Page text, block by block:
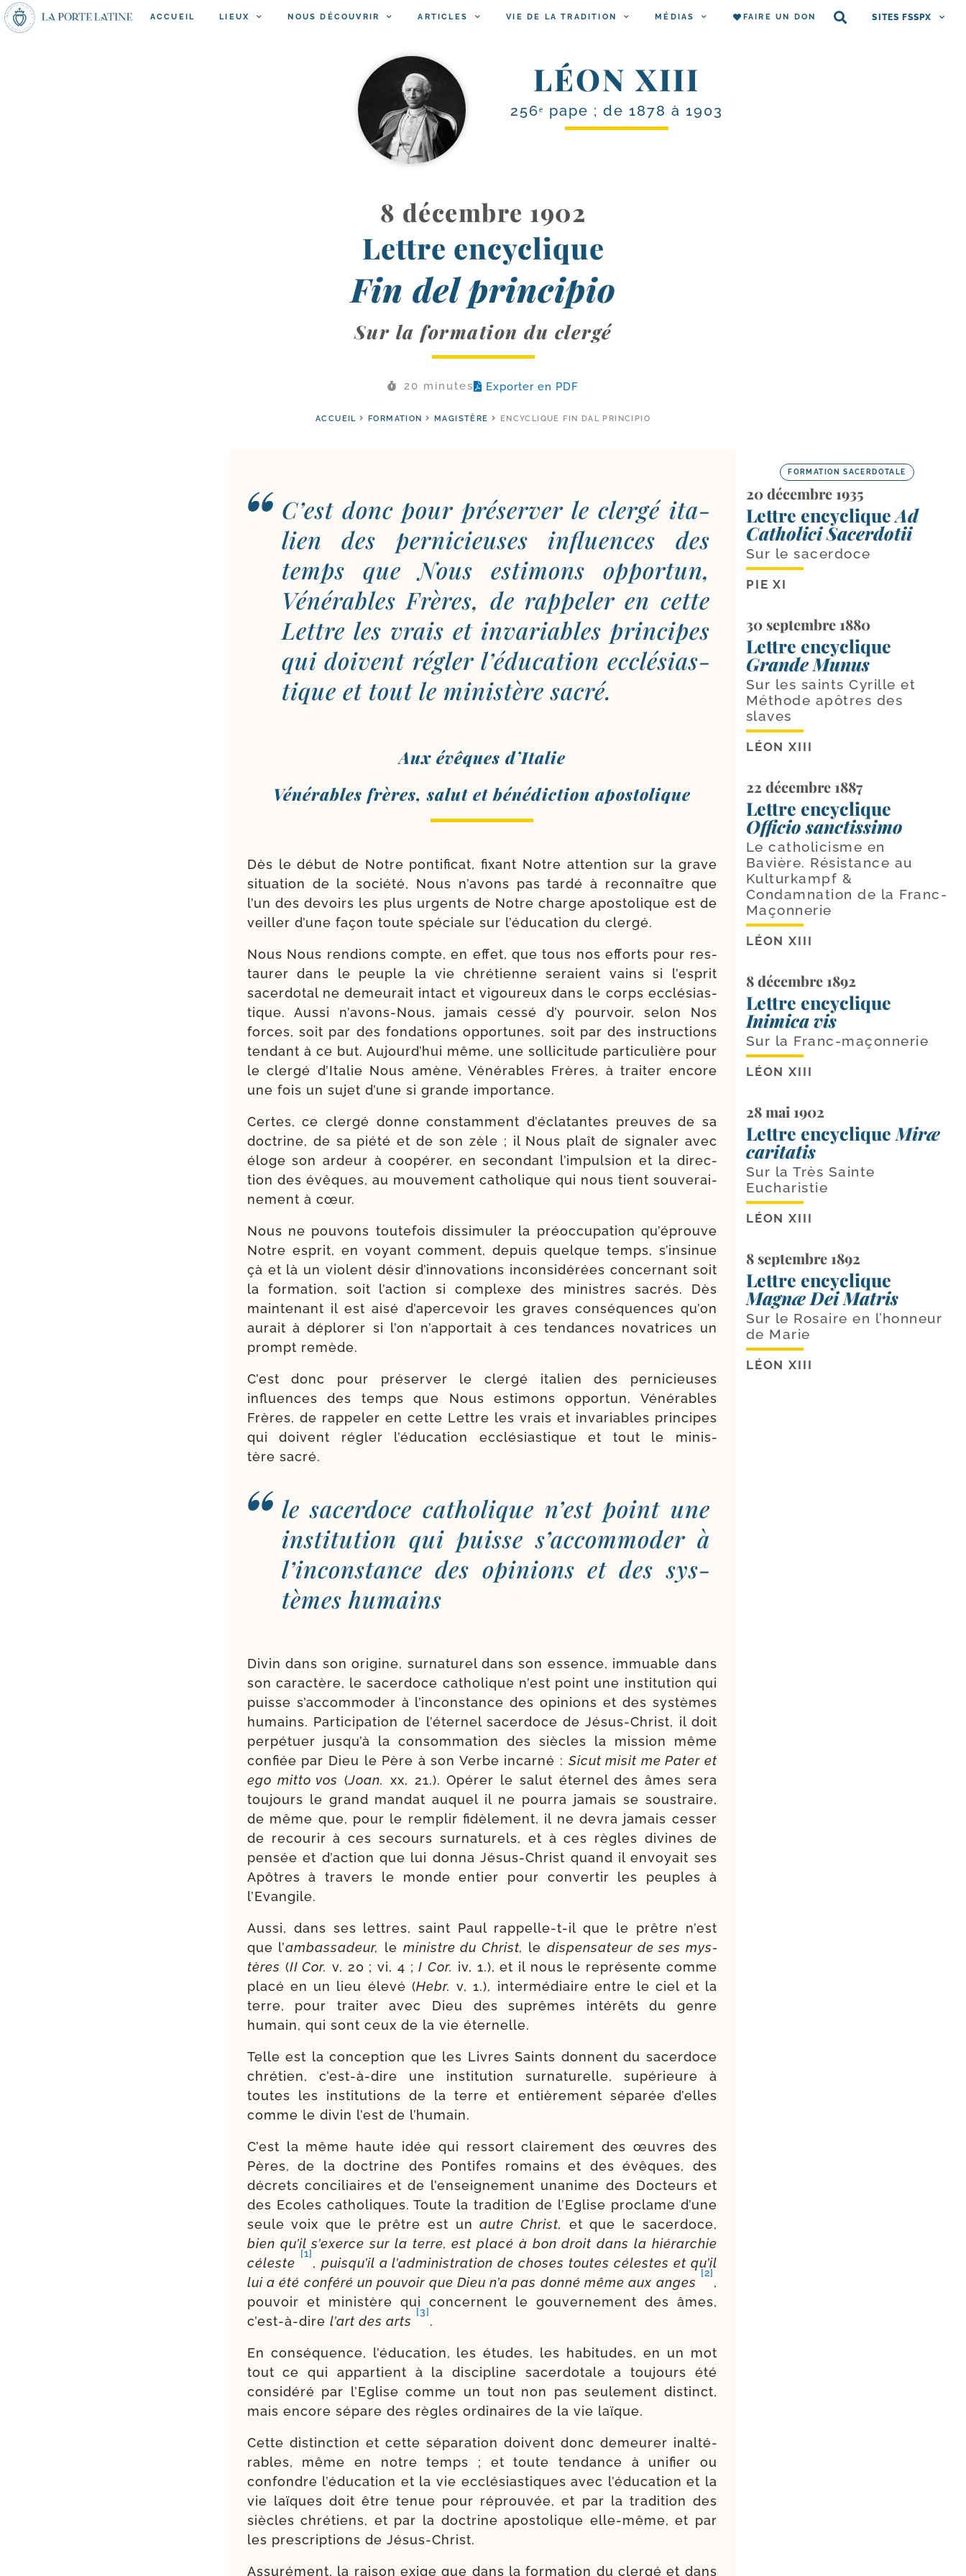
ACCUEIL LIEUX NOUS DÉCOUVRIR ARTICLES VIE DE LA TRADITION MÉDIAS FAIRE UN DON SITES FSSPX
LÉON XIII
256ᵉ pape ; de 1878 à 1903
8 décembre 1902
Lettre encyclique
Fin del principio
Sur la formation du clergé
20 minutes Exporter en PDF
ACCUEIL FORMATION MAGISTÈRE ENCYCLIQUE FIN DAL PRINCIPIO
C’est donc pour pré­ser­ver le cler­gé ita­
lien des per­ni­cieuses influences des
temps que Nous esti­mons oppor­tun,
Vénérables Frères, de rap­pe­ler en cette
Lettre les vrais et inva­riables prin­cipes
qui doivent régler l’éducation ecclé­sias­
tique et tout le minis­tère sacré.
Aux évêques d’Italie
Vénérables frères, salut et béné­dic­tion apostolique
Dès le début de Notre pon­ti­fi­cat, fixant Notre atten­tion sur la grave
situa­tion de la socié­té, Nous n’avons pas tar­dé à recon­naître que
l’un des devoirs les plus urgents de Notre charge apos­to­lique est de
veiller d’une façon toute spé­ciale sur l’éducation du clergé.
Nous Nous ren­dions compte, en effet, que tous nos efforts pour res­
taurer dans le peuple la vie chré­tienne seraient vains si l’esprit
sacer­dotal ne demeu­rait intact et vigou­reux dans le corps ecclé­sias­
tique. Aussi n’avons-Nous, jamais ces­sé d’y pour­voir, selon Nos
forces, soit par des fon­da­tions oppor­tunes, soit par des ins­truc­tions
ten­dant à ce but. Aujourd’hui même, une sol­li­ci­tude par­ti­cu­lière pour
le cler­gé d’Italie Nous amène, Vénérables Frères, à trai­ter encore
une fois un sujet d’une si grande importance.
Certes, ce cler­gé donne constam­ment d’éclatantes preuves de sa
doc­trine, de sa pié­té et de son zèle ; il Nous plaît de signa­ler avec
éloge son ardeur à coopé­rer, en secon­dant l’impulsion et la direc­
tion des évêques, au mou­ve­ment catho­lique qui nous tient sou­ve­rai­
ne­ment à cœur.
Nous ne pou­vons tou­te­fois dis­si­mu­ler la pré­oc­cu­pa­tion qu’éprouve
Notre esprit, en voyant com­ment, depuis quelque temps, s’insinue
çà et là un violent désir d’innovations incon­si­dé­rées concer­nant soit
la for­ma­tion, soit l’action si com­plexe des ministres sacrés. Dès
mainte­nant il est aisé d’apercevoir les graves consé­quences qu’on
aurait à déplo­rer si l’on n’apportait à ces ten­dances nova­trices un
prompt remède.
C’est donc pour pré­ser­ver le cler­gé ita­lien des per­ni­cieuses
influences des temps que Nous esti­mons oppor­tun, Vénérables
Frères, de rap­pe­ler en cette Lettre les vrais et inva­riables prin­cipes
qui doivent régler l’éducation ecclé­sias­tique et tout le minis­
tère sacré.
le sacer­doce catho­lique n’est point une
ins­ti­tu­tion qui puisse s’accommoder à
l’inconstance des opi­nions et des sys­
tèmes humains
Divin dans son ori­gine, sur­na­tu­rel dans son essence, immuable dans
son carac­tère, le sacer­doce catho­lique n’est point une ins­ti­tu­tion qui
puisse s’accommoder à l’inconstance des opi­nions et des sys­tèmes
humains. Participation de l’éternel sacer­doce de Jésus-​Christ, il doit
per­pé­tuer jusqu’à la consom­ma­tion des siècles la mis­sion même
con­fiée par Dieu le Père à son Verbe incar­né : Sicut misit me Pater et
ego mit­to vos (Joan. xx, 21.). Opérer le salut éter­nel des âmes sera
tou­jours le grand man­dat auquel il ne pour­ra jamais se sous­traire,
de même que, pour le rem­plir fidè­le­ment, il ne devra jamais ces­ser
de recou­rir à ces secours sur­na­tu­rels, et à ces règles divines de
pen­sée et d’action que lui don­na Jésus-​Christ quand il envoyait ses
Apôtres à tra­vers le monde entier pour conver­tir les peuples à
l’Evangile.
Aussi, dans ses lettres, saint Paul rappelle-​t-​il que le prêtre n’est
que l’ambas­sa­deur, le ministre du Christ, ledis­pen­sa­teur de ses mys­
tères (II Cor. v, 20 ; vi, 4 ;I Cor. iv, 1.), et il nous le repré­sente comme
pla­cé en un lieu éle­vé (Hebr. v, 1.), inter­mé­diaire entre le ciel et la
terre, pour trai­ter avec Dieu des suprêmes inté­rêts du genre
humain, qui sont ceux de la vie éternelle.
Telle est la concep­tion que les Livres Saints donnent du sacer­doce
chré­tien, c’est-à-dire une ins­ti­tu­tion sur­na­tu­relle, supé­rieure à
toutes les ins­ti­tu­tions de la terre et entiè­re­ment sépa­rée d’elles
comme le divin l’est de l’humain.
C’est la même haute idée qui res­sort clai­re­ment des œuvres des
Pères, de la doc­trine des Pontifes romains et des évêques, des
décrets conci­liaires et de l’enseignement una­nime des Docteurs et
des Ecoles catho­liques. Toute la tra­di­tion de l’Eglise pro­clame d’une
seule voix que le prêtre est unautre Christ,
et que le sacer­doce,
bien qu’il s’exerce sur la terre, est pla­cé à bon droit dans la hié­rar­chie
céleste
[1]
, puis­qu’il a l’ad­mi­nis­tra­tion de choses toutes célestes et qu’il
lui a été confé­ré un pou­voir que Dieu n’a pas don­né même aux anges
[2]
,
pou­voir et minis­tère qui concernent le gou­ver­ne­ment des âmes,
c’est-à-dire l’art des arts
[3]
.
En consé­quence, l’éducation, les études, les habi­tudes, en un mot
tout ce qui appar­tient à la dis­ci­pline sacer­do­tale a tou­jours été
consi­déré par l’Eglise comme un tout non pas seule­ment dis­tinct,
mais encore sépare des règles ordi­naires de la vie laïque.
Cette dis­tinc­tion et cette sépa­ra­tion doivent donc demeu­rer inal­té­
rables, même en notre temps ; et toute ten­dance à uni­fier ou
confondre l’éducation et la vie ecclé­sias­tiques avec l’éducation et la
vie laïques doit être tenue pour réprou­vée, et par la tra­di­tion des
siècles chré­tiens, et par la doc­trine apos­to­lique elle-​même, et par
les pres­crip­tions de Jésus-Christ.
Assurément, la rai­son exige que dans la for­ma­tion du cler­gé et dans
FORMATION SACERDOTALE
20 décembre 1935
Lettre encycliqueAd
Catholici Sacerdotii
Sur le sacerdoce
PIE XI
30 septembre 1880
Lettre encyclique
Grande Munus
Sur les saints Cyrille et
Méthode apôtres des
slaves
LÉON XIII
22 décembre 1887
Lettre encyclique
Officio sanctissimo
Le catholicisme en
Bavière. Résistance au
Kulturkampf &
Condamnation de la Franc-
Maçonnerie
LÉON XIII
8 décembre 1892
Lettre encyclique
Inimica vis
Sur la Franc-maçonnerie
LÉON XIII
28 mai 1902
Lettre encyclique Miræ
caritatis
Sur la Très Sainte
Eucharistie
LÉON XIII
8 septembre 1892
Lettre encyclique
Magnæ Dei Matris
Sur le Rosaire en l’honneur
de Marie
LÉON XIII